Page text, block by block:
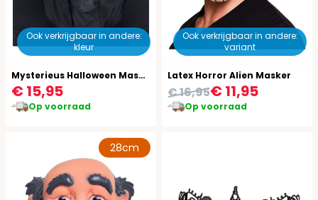
Ook verkrijgbaar in andere:
kleur
Mysterieus Halloween Masker Rode Ogen Heren
€ 15,95
Op voorraad
Ook verkrijgbaar in andere:
variant
Latex Horror Alien Masker
€ 11,95
€ 16,95
Op voorraad
28cm